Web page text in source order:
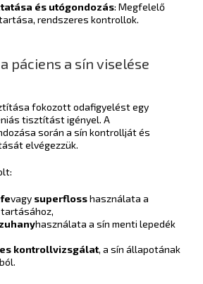
és utógondozás: Megfelelő
rendszeres kontrollok.
páciens a sín viselése
fokozott odafigyelést egy
tisztítást igényel. A
során a sín kontrollját és
elvégezzük.
vagy superflosshasználata a
használata a sín menti lepedék
kontrollvizsgálat, a sín állapotának